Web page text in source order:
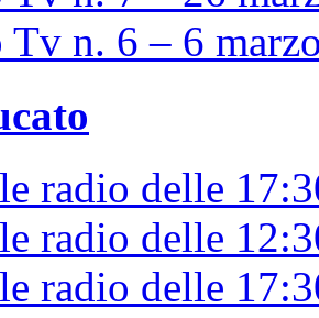
Tv n. 6 – 6
radio delle
radio delle
radio delle